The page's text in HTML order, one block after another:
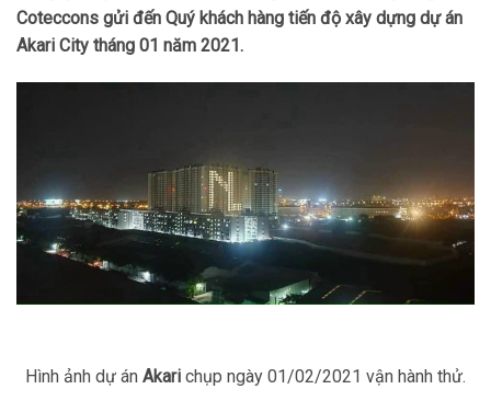
Coteccons gửi đến Quý khách hàng tiến độ xây dựng dự án
Akari City tháng 01 năm 2021.
Hình ảnh dự án Akari chụp ngày 01/02/2021 vận hành thử.